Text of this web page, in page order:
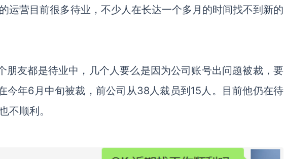
运营目前很多待业，不少人在长达一个多月的时间找不到新的
朋友都是待业中，几个人要么是因为公司账号出问题被裁，要
今年6月中旬被裁，前公司从38人裁员到15人。目前他仍在待
不顺利。